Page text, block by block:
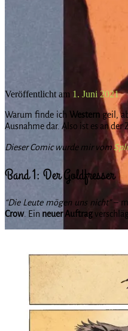
Veröffentlicht am 1. Juni 2021
Warum finde ich Westerngeil,
Ausnahme dar. Also ist es an der
Dieser Comic wurde mir vom
Band 1: Der Goldfresser
“Die Leute mögen uns nicht”–
Crow. Ein neuer Auftrag